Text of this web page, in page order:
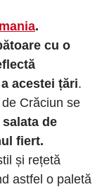
.
cu o
acestei țări.
Crăciun se
de
fiert.
și rețetă
astfel o paletă